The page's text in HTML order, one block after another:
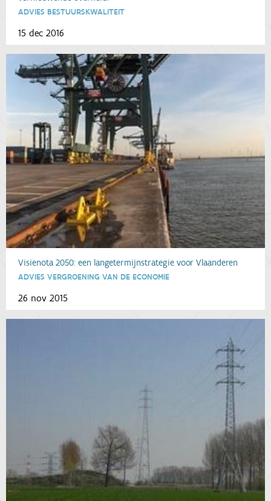
ADVIES BESTUURSKWALITEIT
15 dec 2016
Visienota 2050: een langetermijnstrategie voor Vlaanderen
ADVIES VERGROENING VAN DE ECONOMIE
26 nov 2015